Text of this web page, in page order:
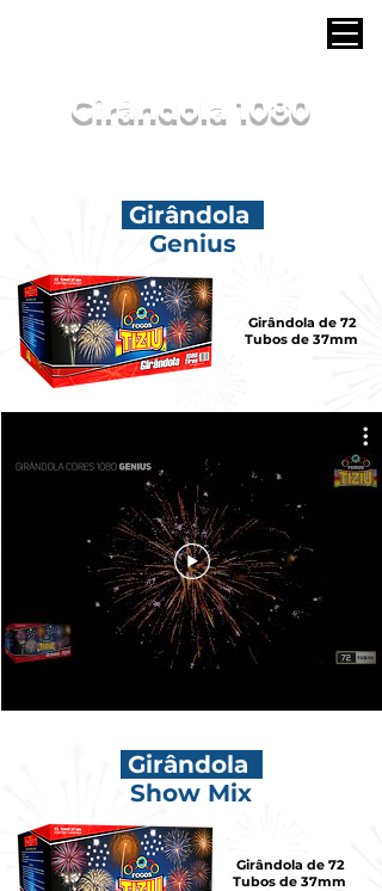
Girândola 1080
Girândola
Genius
Girândola de 72
Tubos de 37mm
Girândola
Show Mix
Girândola de 72
Tubos de 37mm